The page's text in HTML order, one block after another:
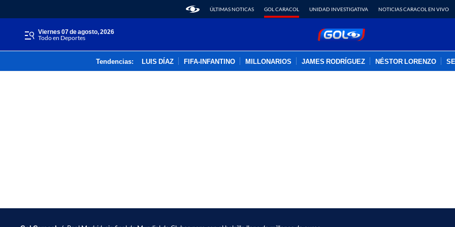
ÚLTIMAS NOTICAS GOL CARACOL UNIDAD INVESTIGATIVA NOTICIAS CARACOL EN VIVO
viernes 07 de agosto, 2026
Todo en Deportes
Tendencias: LUIS DÍAZ FIFA-INFANTINO MILLONARIOS JAMES RODRÍGUEZ NÉSTOR LORENZO